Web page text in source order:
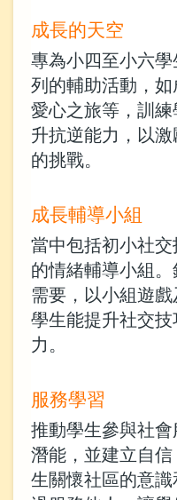
成長的天空
專為小四至小六
列的輔助活動，如
愛心之旅等，訓
升抗逆能力，以
的挑戰。
成長輔導小組
當中包括初小社
的情緒輔導小組
需要，以小組遊
學生能提升社交
力。
服務學習
推動學生參與社
潛能，並建立自
生關懷社區的意